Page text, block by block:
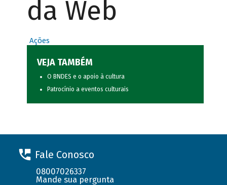
da Web
Ações
VEJA TAMBÉM
O BNDES e o apoio à cultura
Patrocínio a eventos culturais
Fale Conosco
08007026337
Mande sua pergunta